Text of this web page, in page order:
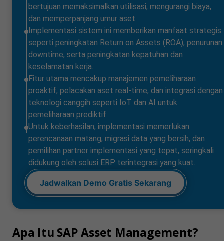
bertujuan memaksimalkan utilisasi, mengurangi biaya,
dan memperpanjang umur aset.
Implementasi sistem ini memberikan manfaat strategis
seperti peningkatan Return on Assets (ROA), penurunan
downtime, serta peningkatan kepatuhan dan
keselamatan kerja.
Fitur utama mencakup manajemen pemeliharaan
proaktif, pelacakan aset real-time, dan integrasi dengan
teknologi canggih seperti IoT dan AI untuk
pemeliharaan prediktif.
Untuk keberhasilan, implementasi memerlukan
perencanaan matang, migrasi data yang bersih, dan
pemilihan partner implementasi yang tepat, seringkali
didukung oleh solusi ERP terintegrasi yang kuat.
Jadwalkan Demo Gratis Sekarang
Apa Itu SAP Asset Management?